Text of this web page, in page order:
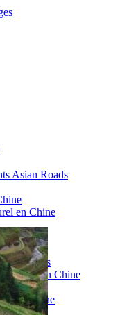
Asian Roads
en Chine
Chinoises
en Chine
Chinois
de Chine
Chine